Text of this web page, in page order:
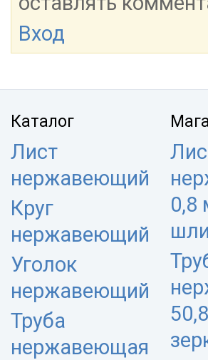
Вход
Каталог
Лист
нержавеющий
Круг
нержавеющий
Уголок
нержавеющий
Труба
нержавеющая
0,8
50,8